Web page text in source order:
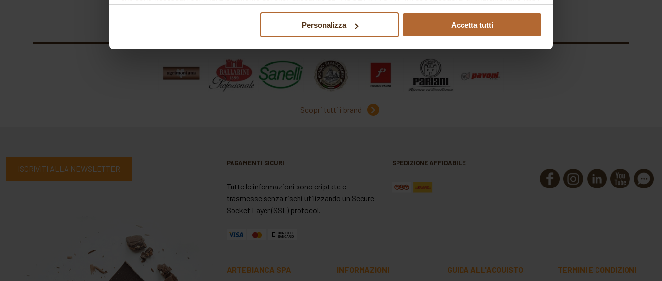
Personalizza Accetta tutti
Brand
Scopri tutti i brand
ISCRIVITI ALLA NEWSLETTER
PAGAMENTI SICURI
Tutte le informazioni sono criptate e
trasmesse senza rischi utilizzando un Secure
Socket Layer (SSL) protocol.
SPEDIZIONE AFFIDABILE
ARTEBIANCA SPA INFORMAZIONI GUIDA ALL'ACQUISTO TERMINI E CONDIZIONI